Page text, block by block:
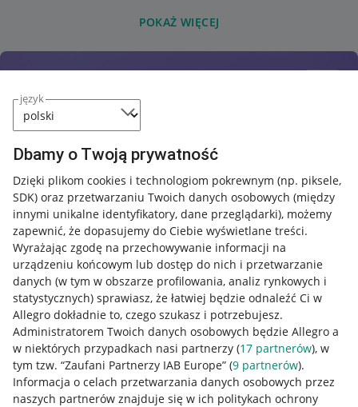
język
Dbamy o Twoją prywatność
Dzięki plikom cookies i technologiom pokrewnym (np. piksele,
SDK) oraz przetwarzaniu Twoich danych osobowych (między
innymi unikalne identyfikatory, dane przeglądarki), możemy
zapewnić, że dopasujemy do Ciebie wyświetlane treści.
Wyrażając zgodę na przechowywanie informacji na
urządzeniu końcowym lub dostęp do nich i przetwarzanie
danych (w tym w obszarze profilowania, analiz rynkowych i
statystycznych) sprawiasz, że łatwiej będzie odnaleźć Ci w
Allegro dokładnie to, czego szukasz i potrzebujesz.
Administratorem Twoich danych osobowych będzie Allegro a
w niektórych przypadkach nasi partnerzy (17 partnerów), w
tym tzw. “Zaufani Partnerzy IAB Europe” (9 partnerów).
Informacja o celach przetwarzania danych osobowych przez
naszych partnerów znajduje się w ich politykach ochrony
POKAŻ WIĘCEJ
Przydatne informacje